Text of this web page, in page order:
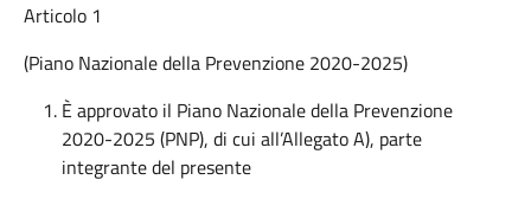
Articolo 1
(Piano Nazionale della Prevenzione 2020-2025)
È approvato il Piano Nazionale della Prevenzione
2020-2025 (PNP), di cui all’Allegato A), parte
integrante del presente